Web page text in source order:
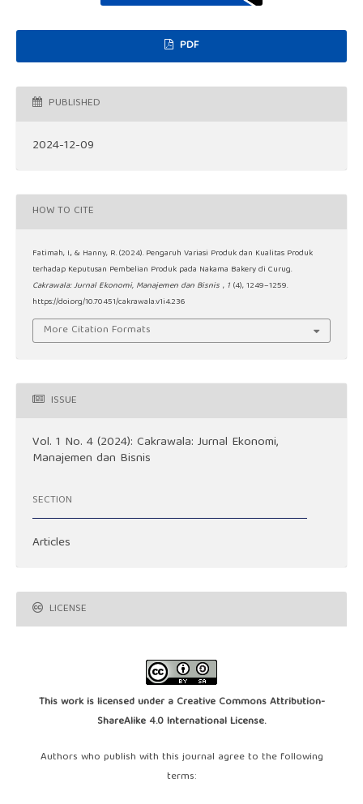
PDF
PUBLISHED
2024-12-09
HOW TO CITE
Fatimah, I., & Hanny, R. (2024). Pengaruh Variasi Produk dan Kualitas Produk
terhadap Keputusan Pembelian Produk pada Nakama Bakery di Curug.
Cakrawala: Jurnal Ekonomi, Manajemen dan Bisnis , 1 (4), 1249–1259.
https://doi.org/10.70451/cakrawala.v1i4.236
More Citation Formats
ISSUE
Vol. 1 No. 4 (2024): Cakrawala: Jurnal Ekonomi,
Manajemen dan Bisnis
SECTION
Articles
LICENSE
This work is licensed under a Creative Commons Attribution-
ShareAlike 4.0 International License.
Authors who publish with this journal agree to the following
terms: